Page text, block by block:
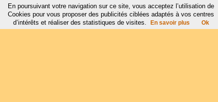
En poursuivant votre navigation sur ce site, vous acceptez l’utilisation de
Cookies pour vous proposer des publicités ciblées adaptés à vos centres
d’intérêts et réaliser des statistiques de visites.
En savoir plus Ok